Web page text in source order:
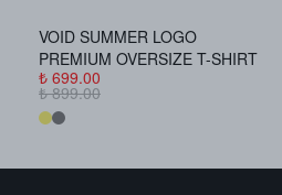
VOID SUMMER LOGO
PREMIUM OVERSIZE T-SHIRT
₺ 699.00
₺ 899.00